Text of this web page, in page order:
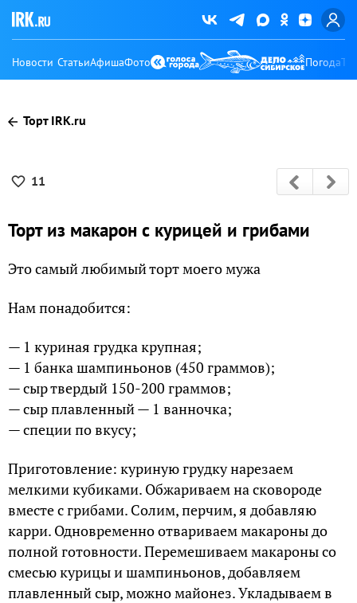
Новости СтатьиАфишаФото Погода
Торт IRK.ru
11
Торт из макарон с курицей и грибами
Это самый любимый торт моего мужа
Нам понадобится:
— 1 куриная грудка крупная;
— 1 банка шампиньонов (450 граммов);
— сыр твердый 150-200 граммов;
— сыр плавленный — 1 ванночка;
— специи по вкусу;
Приготовление: куриную грудку нарезаем
мелкими кубиками. Обжариваем на сковороде
вместе с грибами. Солим, перчим, я добавляю
карри. Одновременно отвариваем макароны до
полной готовности. Перемешиваем макароны со
смесью курицы и шампиньонов, добавляем
плавленный сыр, можно майонез. Укладываем в